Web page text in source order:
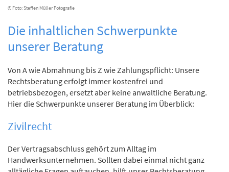
© Foto: Steffen Müller Fotografie
Die inhaltlichen Schwerpunkte
unserer Beratung
Von A wie Abmahnung bis Z wie Zahlungspflicht: Unsere
Rechtsberatung erfolgt immer kostenfrei und
betriebsbezogen, ersetzt aber keine anwaltliche Beratung.
Hier die Schwerpunkte unserer Beratung im Überblick:
Zivilrecht
Der Vertragsabschluss gehört zum Alltag im
Handwerksunternehmen. Sollten dabei einmal nicht ganz